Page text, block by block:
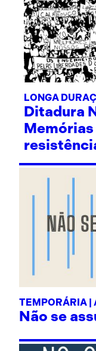
LONGA
Ditadura
TEMPORÁRIA |
Não se